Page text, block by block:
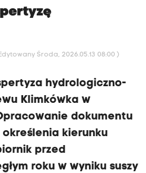
Środa, 2026.05.13 08:00 )
hydrologiczno-
Klimkówka w
dokumentu
kierunku
przed
roku w wyniku suszy